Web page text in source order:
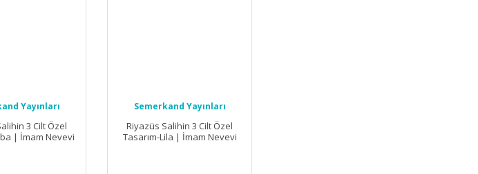
Yayınları
3 Cilt Özel
| İmam Nevevi
Semerkand Yayınları
Riyazüs Salihin 3 Cilt Özel
Tasarım-Lila | İmam Nevevi